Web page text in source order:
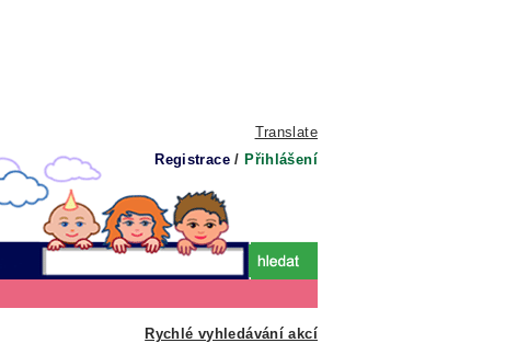
Translate
Registrace / Přihlášení
Rychlé vyhledávání akcí